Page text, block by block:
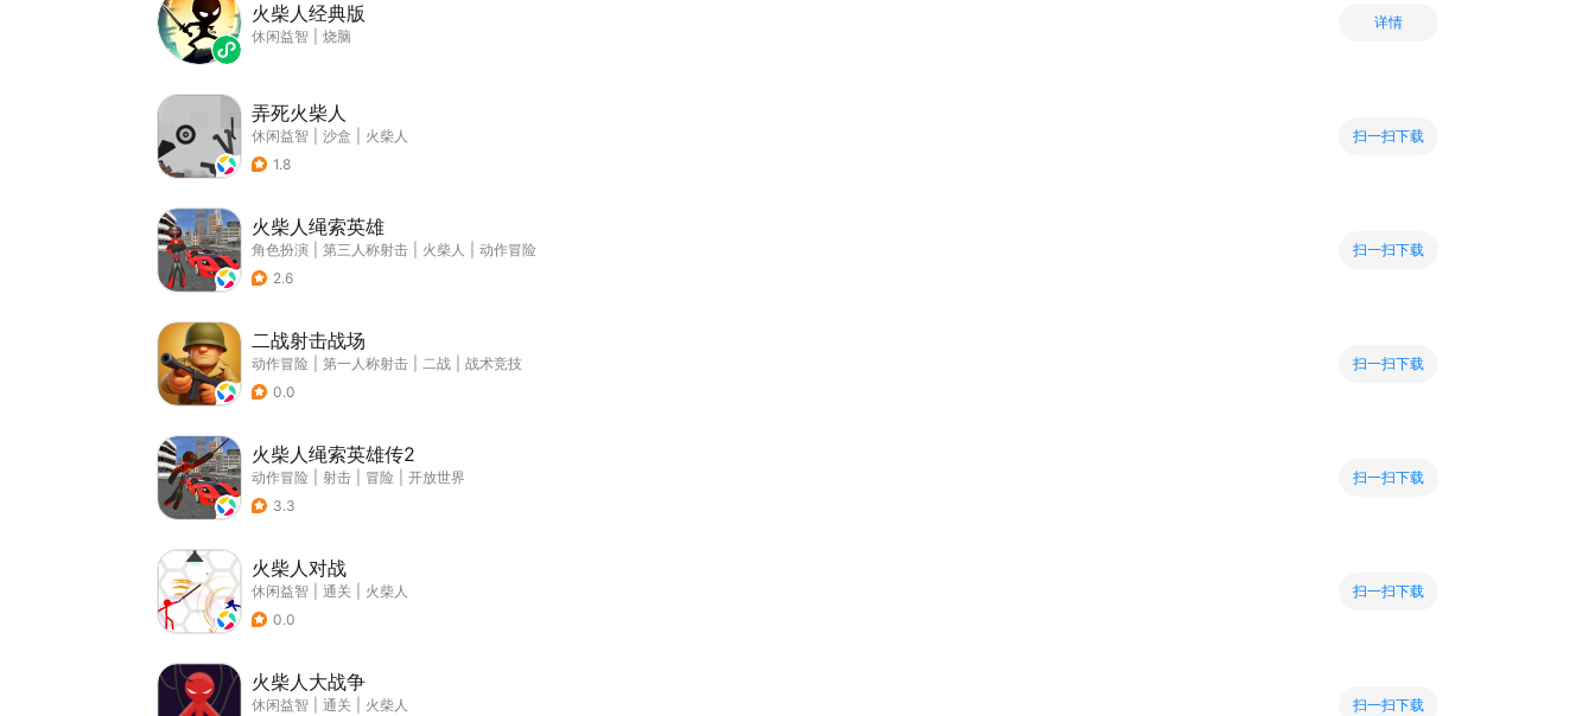
火柴人经典版
休闲益智 烧脑
详情
弄死火柴人
休闲益智 沙盒
火柴人
1.8
扫一扫下载
火柴人绳索英雄
角色扮演 第三人称射击 火柴人
动作冒险
2.6
扫一扫下载
二战射击战场
动作冒险 第一人称射击 二战
战术竞技
0.0
扫一扫下载
火柴人绳索英雄传2
动作冒险 射击 冒险
开放世界
3.3
扫一扫下载
火柴人对战
休闲益智 通关
火柴人
0.0
扫一扫下载
火柴人大战争
休闲益智 通关
火柴人
扫一扫下载